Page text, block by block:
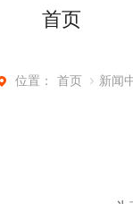
首页
位置： 首页 新闻